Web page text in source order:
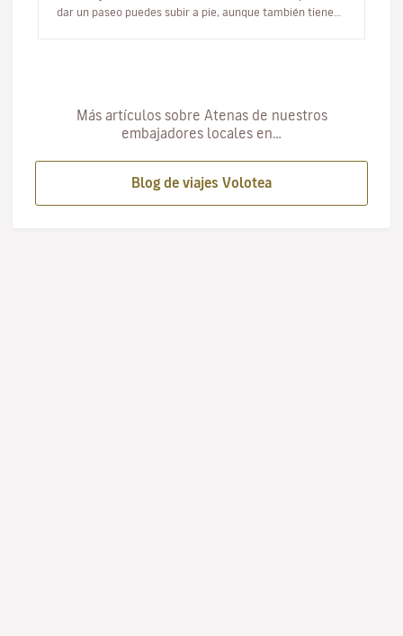
dar un paseo puedes subir a pie, aunque también tienes
Más artículos sobre Atenas de nuestros
embajadores locales en…
Blog de viajes Volotea